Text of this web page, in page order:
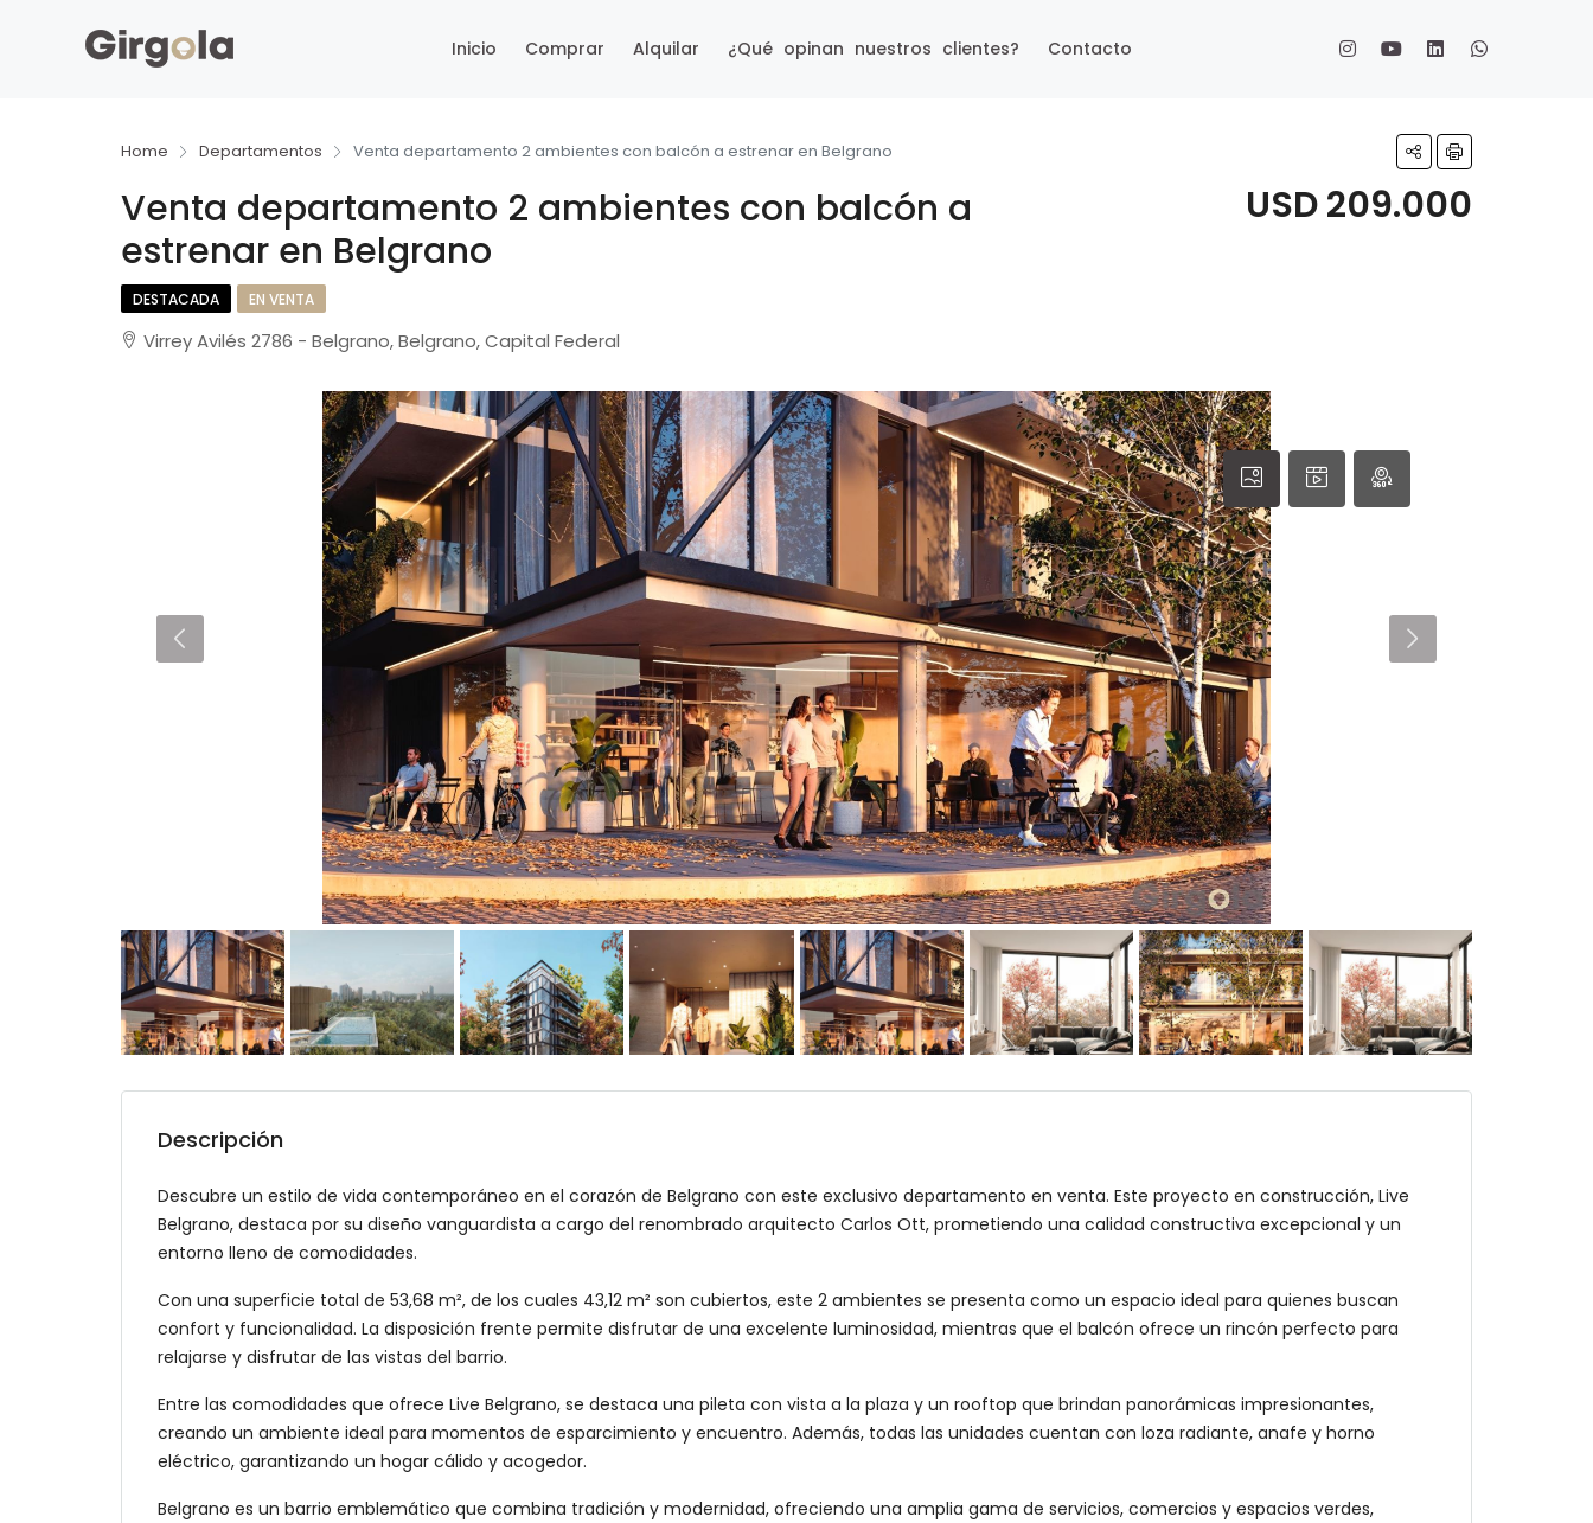
Inicio Comprar Alquilar ¿Qué opinan nuestros clientes? Contacto
Home Departamentos Venta departamento 2 ambientes con balcón a estrenar en Belgrano
Venta departamento 2 ambientes con balcón a
estrenar en Belgrano
USD 209.000
DESTACADA EN VENTA
Virrey Avilés 2786 - Belgrano, Belgrano, Capital Federal
Descripción
Descubre un estilo de vida contemporáneo en el corazón de Belgrano con este exclusivo departamento en venta. Este proyecto en construcción, Live
Belgrano, destaca por su diseño vanguardista a cargo del renombrado arquitecto Carlos Ott, prometiendo una calidad constructiva excepcional y un
entorno lleno de comodidades.
Con una superficie total de 53,68 m², de los cuales 43,12 m² son cubiertos, este 2 ambientes se presenta como un espacio ideal para quienes buscan
confort y funcionalidad. La disposición frente permite disfrutar de una excelente luminosidad, mientras que el balcón ofrece un rincón perfecto para
relajarse y disfrutar de las vistas del barrio.
Entre las comodidades que ofrece Live Belgrano, se destaca una pileta con vista a la plaza y un rooftop que brindan panorámicas impresionantes,
creando un ambiente ideal para momentos de esparcimiento y encuentro. Además, todas las unidades cuentan con loza radiante, anafe y horno
eléctrico, garantizando un hogar cálido y acogedor.
Belgrano es un barrio emblemático que combina tradición y modernidad, ofreciendo una amplia gama de servicios, comercios y espacios verdes,